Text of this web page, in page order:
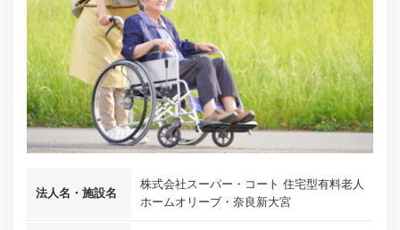
法人名・施設名
株式会社スーパー・コート 住宅型有料老人
ホームオリーブ・奈良新大宮